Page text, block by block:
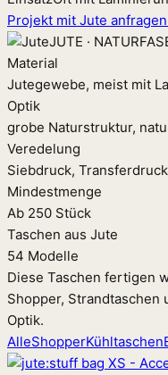
Projekt mit Jute
JUTE ·
Material
Jutegewebe, meist mit
Optik
grobe Naturstruktur,
Veredelung
Siebdruck,
Mindestmenge
Ab 250 Stück
Taschen aus Jute
54 Modelle
Diese Taschen fertigen
Shopper, Strandtaschen
Optik.
AlleShopperKühltaschen